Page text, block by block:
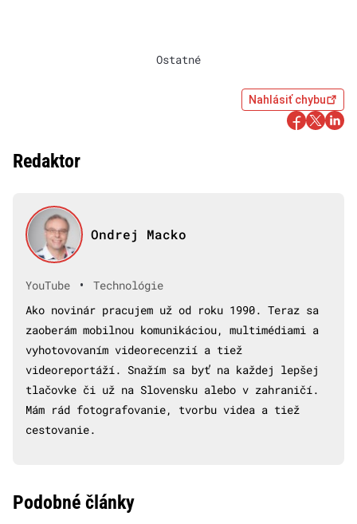
Ostatné
Nahlásiť chybu
Redaktor
Ondrej Macko
YouTube •
Technológie
Ako novinár pracujem už od roku 1990. Teraz sa
zaoberám mobilnou komunikáciou, multimédiami a
vyhotovovaním videorecenzií a tiež
videoreportáží. Snažím sa byť na každej lepšej
tlačovke či už na Slovensku alebo v zahraničí.
Mám rád fotografovanie, tvorbu videa a tiež
cestovanie.
Podobné články